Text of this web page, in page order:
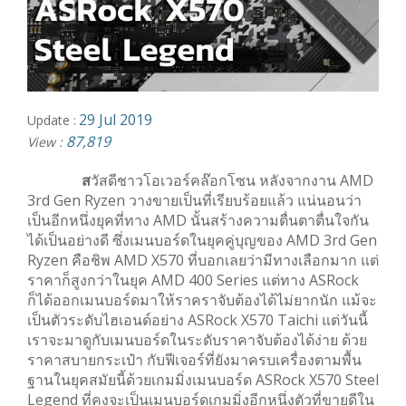
Update : 29 Jul 2019
View : 87,819
สวัสดีชาวโอเวอร์คล๊อกโซน หลังจากงาน AMD
3rd Gen Ryzen วางขายเป็นที่เรียบร้อยแล้ว แน่นอนว่า
เป็นอีกหนึ่งยุคที่ทาง AMD นั้นสร้างความตื่นตาตื่นใจกัน
ได้เป็นอย่างดี ซึ่งเมนบอร์ดในยุคคู่บุญของ AMD 3rd Gen
Ryzen คือชิพ AMD X570 ที่บอกเลยว่ามีทางเลือกมาก แต่
ราคาก็สูงกว่าในยุค AMD 400 Series แต่ทาง ASRock
ก็ได้ออกเมนบอร์ดมาให้ราคราจับต้องได้ไม่ยากนัก แม้จะ
เป็นตัวระดับไฮเอนด์อย่าง ASRock X570 Taichi แต่วันนี้
เราจะมาดูกับเมนบอร์ดในระดับราคาจับต้องได้ง่าย ด้วย
ราคาสบายกระเป๋า กับฟีเจอร์ที่ยังมาครบเครื่องตามพื้น
ฐานในยุคสมัยนี้ด้วยเกมมิ่งเมนบอร์ด ASRock X570 Steel
Legend ที่คงจะเป็นเมนบอร์ดเกมมิ่งอีกหนึ่งตัวที่ขายดีใน